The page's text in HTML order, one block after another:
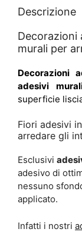
Descrizione
Decorazioni
murali per
Decorazioni
adesivi
superficie
Fiori adesivi
arredare gli
Esclusivi
adesivo di
nessuno
applicato.
Infatti i nostri